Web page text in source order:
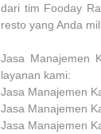
dari tim Fooday
resto yang Anda
Jasa Manajemen
layanan kami:
Jasa Manajemen
Jasa Manajemen
Jasa Manajemen